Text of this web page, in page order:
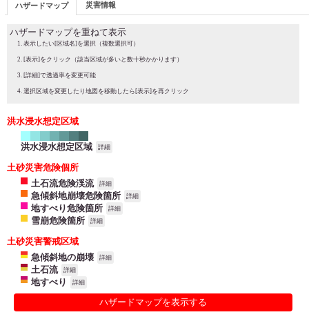
ハザードマップ 災害情報
ハザードマップを重ねて表示
表示したい[区域名]を選択（複数選択可）
[表示]をクリック（該当区域が多いと数十秒かかります）
[詳細]で透過率を変更可能
選択区域を変更したり地図を移動したら[表示]を再クリック
洪水浸水想定区域
洪水浸水想定区域 詳細
土砂災害危険個所
土石流危険渓流
詳細
急傾斜地崩壊危険箇所 詳細
地すべり危険箇所 詳細
雪崩危険箇所 詳細
土砂災害警戒区域
急傾斜地の崩壊
詳細
土石流 詳細
地すべり 詳細
ハザードマップを表示する